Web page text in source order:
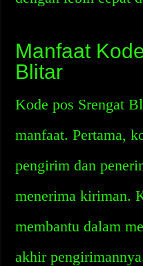
Manfaat
Blitar
Kode pos Srengat
manfaat. Pertama,
pengirim dan
menerima kiriman.
membantu dalam
akhir